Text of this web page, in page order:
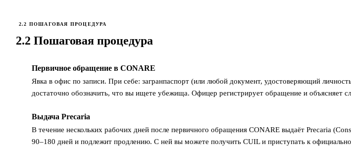
2.2 ПОШАГОВАЯ ПРОЦЕДУРА
2.2 Пошаговая процедура
Первичное обращение в CONARE
Явка в офис по записи. При себе: загранпаспорт (или любой документ, удостоверяющий
достаточно обозначить, что вы ищете убежища. Офицер регистрирует обращение и объясняет
Выдача Precaria
В течение нескольких рабочих дней после первичного обращения CONARE выдаёт Precaria
90–180 дней и подлежит продлению. С ней вы можете получить CUIL и приступать к